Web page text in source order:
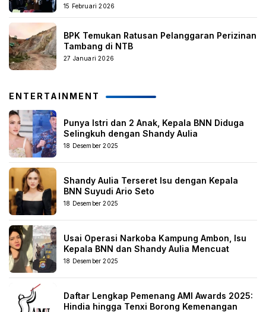
15 Februari 2026
BPK Temukan Ratusan Pelanggaran Perizinan
Tambang di NTB
27 Januari 2026
ENTERTAINMENT
Punya Istri dan 2 Anak, Kepala BNN Diduga
Selingkuh dengan Shandy Aulia
18 Desember 2025
Shandy Aulia Terseret Isu dengan Kepala
BNN Suyudi Ario Seto
18 Desember 2025
Usai Operasi Narkoba Kampung Ambon, Isu
Kepala BNN dan Shandy Aulia Mencuat
18 Desember 2025
Daftar Lengkap Pemenang AMI Awards 2025:
Hindia hingga Tenxi Borong Kemenangan